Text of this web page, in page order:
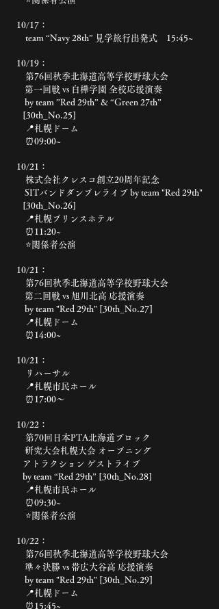
10/17：
team “Navy 28th” 見学旅行出発式 15:45~
10/19：
第76回秋季北海道高等学校野球大会
第一回戦 vs 白樺学園 全校応援演奏
by team ”Red 29th” & “Green 27th”
[30th_No.25]
📍札幌ドーム
⏰09:00~
10/21：
株式会社クレスコ創立20周年記念
SITバンドダンプレライブ by team "Red 29th"
[30th_No.26]
📍札幌プリンスホテル
⏰11:20~
⭐️関係者公演
10/21：
第76回秋季北海道高等学校野球大会
第二回戦 vs 旭川北高 応援演奏
by team "Red 29th" [30th_No.27]
📍札幌ドーム
⏰14:00~
10/21：
リハーサル
📍札幌市民ホール
⏰17:00〜
10/22：
第70回日本PTA北海道ブロック
研究大会札幌大会 オープニング
アトラクション ゲストライブ
by team “Red 29th” [30th_No.28]
📍札幌市民ホール
⏰09:30~
⭐️関係者公演
10/22：
第76回秋季北海道高等学校野球大会
準々決勝 vs 帯広大谷高 応援演奏
by team "Red 29th" [30th_No.29]
📍札幌ドーム
⏰15:45~